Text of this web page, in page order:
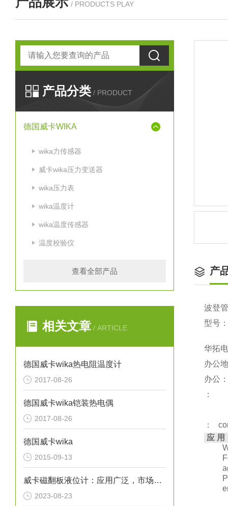
/ PRODUCTS PLAY
产品分类 / PRODUCT
德国威卡WIKA
wika力传感器
威卡wika压力变送器
wika压力表
wika温度计
wika温度传感器
温度校验仪
查看全部产品
相关文章 / ARTICLE
德国威卡wika热电阻温度计
2017-08-26
德国威卡wika铠装热电偶
2017-08-26
德国威卡wika
2015-09-13
威卡磁翻板液位计：应用广泛，市场前景广阔
2023-08-23
产
波登
型号
华拓
办公
办公：
：
：
应 用